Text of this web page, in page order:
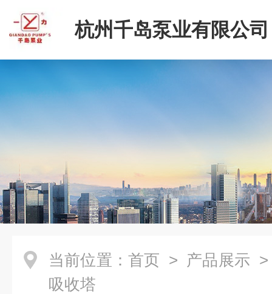
杭州千岛泵业有限公司
当前位置： 首页 > 产品展示
吸收塔